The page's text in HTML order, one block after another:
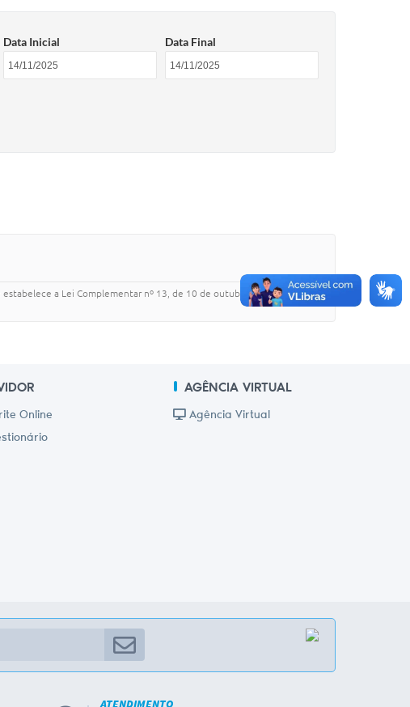
Data Inicial Data Final
a Lei Complementar nº 13, de 10 de outubro de 2025,
Online
AGÊNCIA VIRTUAL
Agência Virtual
ATENDIMENTO